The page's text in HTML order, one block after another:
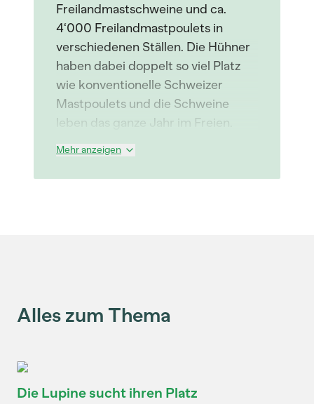
Freilandmastschweine und ca.
4‘000 Freilandmastpoulets in
verschiedenen Ställen. Die Hühner
haben dabei doppelt so viel Platz
wie konventionelle Schweizer
Mastpoulets und die Schweine
leben das ganze Jahr im Freien.
Mehr anzeigen
Alles zum Thema
Die Lupine sucht ihren Platz